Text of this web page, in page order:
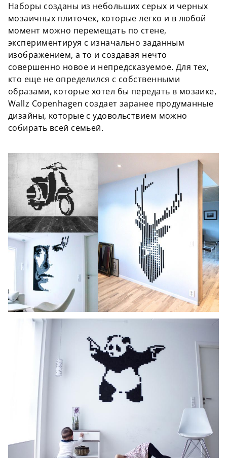
Наборы созданы из небольших серых и черных
мозаичных плиточек, которые легко и в любой
момент можно перемещать по стене,
экспериментируя с изначально заданным
изображением, а то и создавая нечто
совершенно новое и непредсказуемое. Для тех,
кто еще не определился с собственными
образами, которые хотел бы передать в мозаике,
Wallz Copenhagen создает заранее продуманные
дизайны, которые с удовольствием можно
собирать всей семьей.